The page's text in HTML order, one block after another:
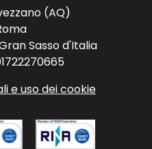
(AQ)
Sasso d'Italia
e uso dei cookie